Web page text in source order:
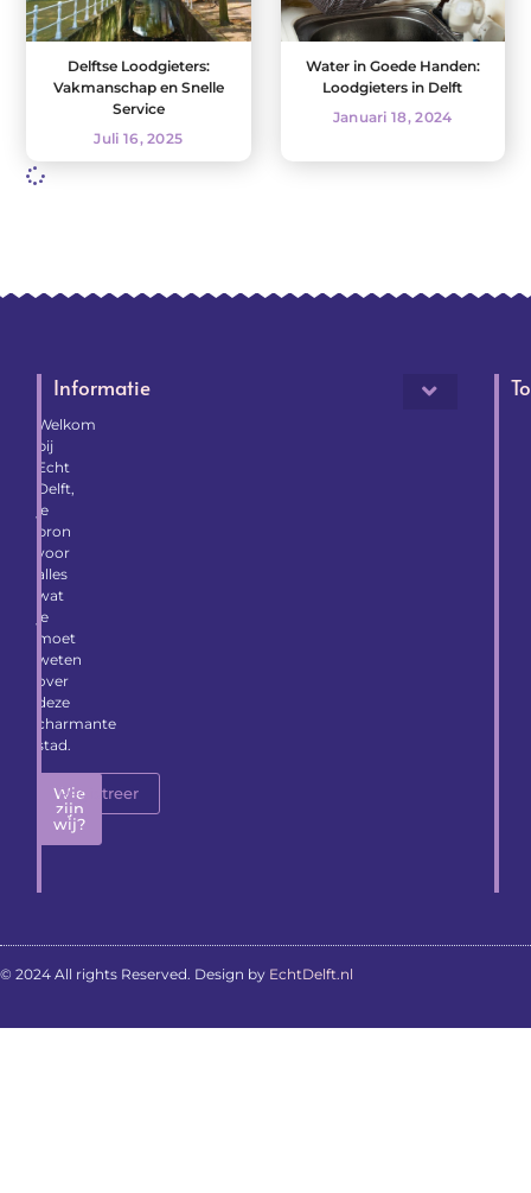
Delftse Loodgieters:
Vakmanschap en Snelle
Service
Juli 16, 2025
Water in Goede Handen:
Loodgieters in Delft
Januari 18, 2024
Welkom
bij
Echt
Delft,
je
bron
voor
alles
wat
je
moet
weten
over
deze
charmante
stad.
Wie
zijn
wij?
Registreer
Informatie
© 2024 All rights Reserved. Design by EchtDelft.nl